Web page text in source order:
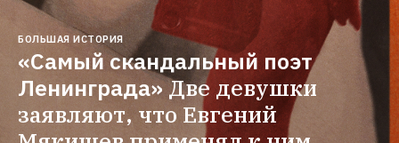
БОЛЬШАЯ ИСТОРИЯ
«Самый скандальный поэт
Ленинграда»Две девушки
заявляют, что Евгений